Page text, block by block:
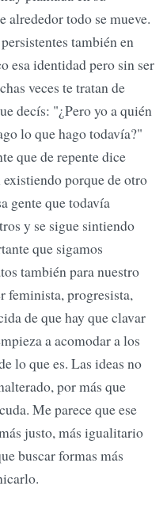
alrededor todo se mueve.
también en
esa identidad pero sin ser
veces te tratan de
decís: "¿Pero yo a quién
lo que hago todavía?"
que de repente dice
porque de otro
gente que todavía
y se sigue sintiendo
que sigamos
también para nuestro
feminista, progresista,
de que hay que clavar
a acomodar a los
lo que es. Las ideas no
por más que
Me parece que ese
justo, más igualitario
buscar formas más